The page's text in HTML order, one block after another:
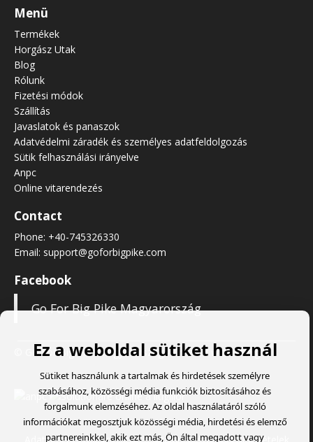
Menü
Termékek
Horgász Utak
Blog
Rólunk
Fizetési módok
Szállítás
Javaslatok és panaszok
Adatvédelmi záradék és személyes adatfeldolgozás
Sütik felhasználási irányelve
Anpc
Online vitarendezés
Contact
Phone: +40-745326330
Email: support@goforbigpike.com
Facebook
Go For Big Pike Magyarország
© Go For Big Pike Magyarország- Created withSoldigo
Ez a weboldal sütiket használ
Sütiket használunk a tartalmak és hirdetések személyre
szabásához, közösségi média funkciók biztosításához és
forgalmunk elemzéséhez. Az oldal használatáról szóló
információkat megosztjuk közösségi média, hirdetési és elemző
partnereinkkel, akik ezt más, Ön által megadott vagy